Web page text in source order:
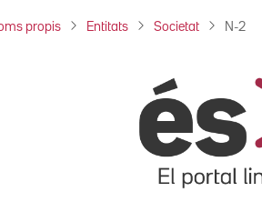
propis Entitats Societat N-2